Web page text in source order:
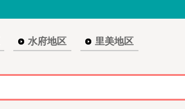
水府地区 里美地区